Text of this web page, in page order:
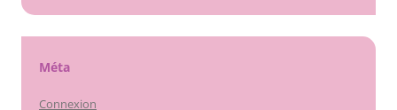
Méta
Connexion